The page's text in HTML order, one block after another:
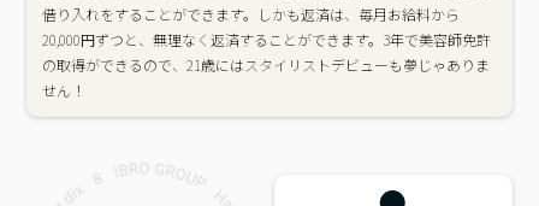
借り入れをすることができます。しかも返済は、毎月お給料から
20,000円ずつと、無理なく返済することができます。3年で美容師免許
の取得ができるので、21歳にはスタイリストデビューも夢じゃありま
せん！